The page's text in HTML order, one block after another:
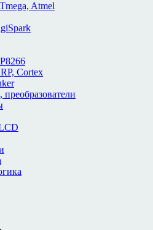
Atmel
Cortex